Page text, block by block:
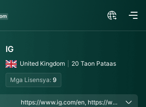
IG
United Kingdom 20 Taon Pataas
Mga Lisensya: 9
https://www.ig.com/en, https://www.ig.com/uk, https://www.ig.com/au